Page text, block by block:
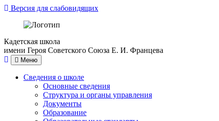
Версия для слабовидящих
Кадетская школа
имени Героя Советского Союза Е. И. Францева
Меню
Сведения о школе
Основные сведения
Структура и органы управления
Документы
Образование